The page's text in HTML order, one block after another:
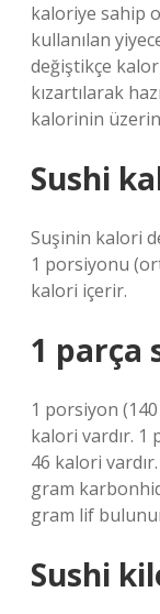
kaloriye sahip
kullanılan
değiştikçe
kızartılarak
kalorinin
Sushi
Suşinin kalori
1 porsiyonu
kalori içerir.
1 parça
1 porsiyon
kalori vardır. 1
46 kalori
gram
gram lif
Sushi